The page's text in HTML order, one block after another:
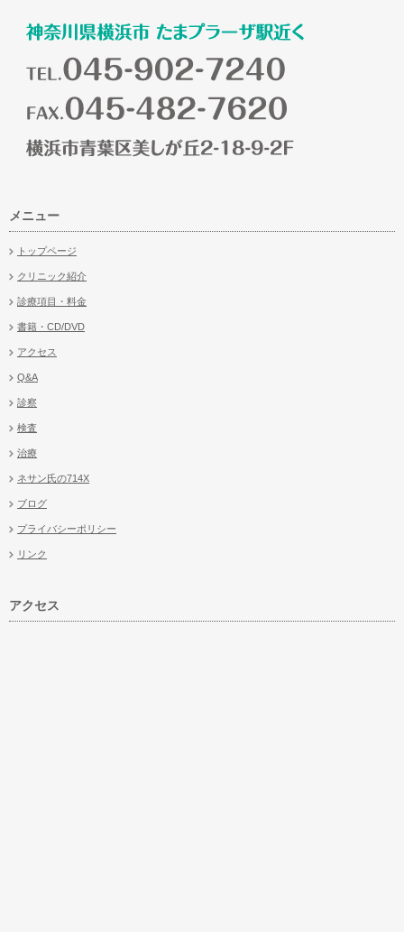
メニュー
トップページ
クリニック紹介
診療項目・料金
書籍・CD/DVD
アクセス
Q&A
診察
検査
治療
ネサン氏の714X
ブログ
プライバシーポリシー
リンク
アクセス